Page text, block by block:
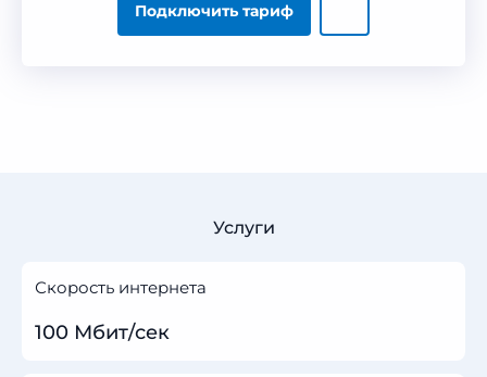
Подключить тариф
Услуги
Скорость интернета
100 Мбит/сек